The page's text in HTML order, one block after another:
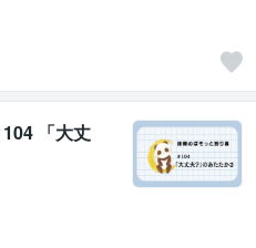
104 「大丈